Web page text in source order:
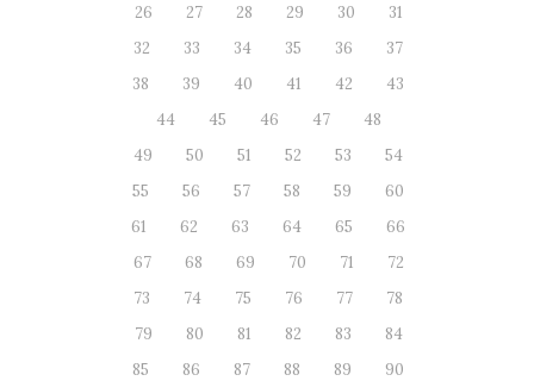
26
27 28 29 30
31
32
33 34 35 36
37
38
39 40 41 42
43
44
45 46 47
48
49
50 51 52 53
54
55
56 57 58 59
60
61
62 63 64 65
66
67
68 69 70 71
72
73
74 75 76 77
78
79
80 81 82 83
84
85
86 87 88 89
90